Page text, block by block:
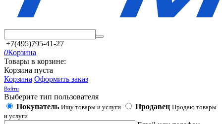
+7(495)795-41-27
0Корзина
Товары в корзине:
Корзина пуста
Корзина Оформить заказ
Войти
Выберите тип пользователя
Покупатель Ищу товары и услуги Продавец Продаю товары
и услуги